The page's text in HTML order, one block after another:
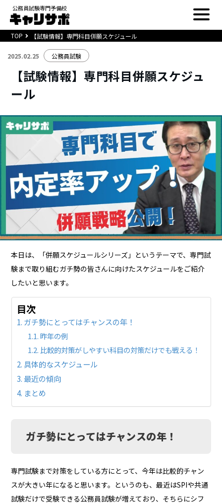
公務員試験専門予備校
TOP 【試験情報】専門科目併願スケジュール
2025.02.25 公務員試験
【試験情報】専門科目併願スケジュ
ール
本日は、「併願スケジュールシリーズ」というテーマで、専門試
験まで取り組むガチ勢の皆さんに向けたスケジュールをご紹介
したいと思います。
目次
ガチ勢にとってはチャンスの年！
昨年の例
比較的対策がしやすい科目の対策だけでも戦える！
具体的なスケジュール
最近の傾向
まとめ
ガチ勢にとってはチャンスの年！
専門試験まで対策をしている方にとって、今年は比較的チャン
スが大きい年になると思います。というのも、最近はSPIや共通
試験だけで受験できる公務員試験が増えており、そちらにシフ